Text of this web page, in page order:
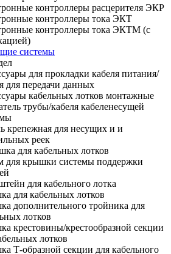
контроллеры расцерителя ЭКР
контроллеры тока ЭКТ
контроллеры тока ЭКТМ (с
системы
для прокладки кабеля питания/
для передачи данных
кабельных лотков монтажные
трубы/кабеля кабеленесущей
крепежная для несущих и и
реек
для кабельных лотков
для крышки системы поддержки
для кабельного лотка
для кабельных лотков
дополнительного тройника для
лотков
крестовины/крестообразной секции
лотков
Т-образной секции для кабельного